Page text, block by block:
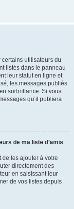
certains utilisateurs du
listés dans le panneau
leur statut en ligne et
les messages publiés
surbrillance. Si vous
qu’il publiera
de ma liste d’amis
de les ajouter à votre
directement des
en saisissant leur
de vos listes depuis